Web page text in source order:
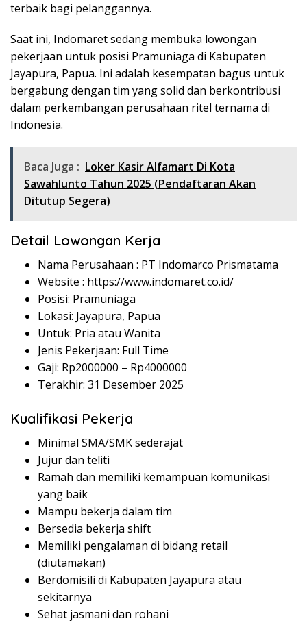
terbaik bagi pelanggannya.
Saat ini, Indomaret sedang membuka lowongan
pekerjaan untuk posisi Pramuniaga di Kabupaten
Jayapura, Papua. Ini adalah kesempatan bagus untuk
bergabung dengan tim yang solid dan berkontribusi
dalam perkembangan perusahaan ritel ternama di
Indonesia.
Baca Juga : Loker Kasir Alfamart Di Kota
Sawahlunto Tahun 2025 (Pendaftaran Akan
Ditutup Segera)
Detail Lowongan Kerja
Nama Perusahaan : PT Indomarco Prismatama
Website : https://www.indomaret.co.id/
Posisi: Pramuniaga
Lokasi: Jayapura, Papua
Untuk: Pria atau Wanita
Jenis Pekerjaan: Full Time
Gaji: Rp2000000 – Rp4000000
Terakhir: 31 Desember 2025
Kualifikasi Pekerja
Minimal SMA/SMK sederajat
Jujur dan teliti
Ramah dan memiliki kemampuan komunikasi
yang baik
Mampu bekerja dalam tim
Bersedia bekerja shift
Memiliki pengalaman di bidang retail
(diutamakan)
Berdomisili di Kabupaten Jayapura atau
sekitarnya
Sehat jasmani dan rohani